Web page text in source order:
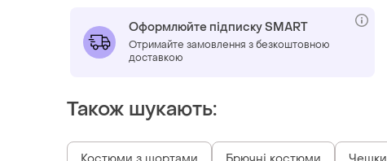
Оформлюйте підписку SMART
Отримайте замовлення з безкоштовною
доставкою
Також шукають: